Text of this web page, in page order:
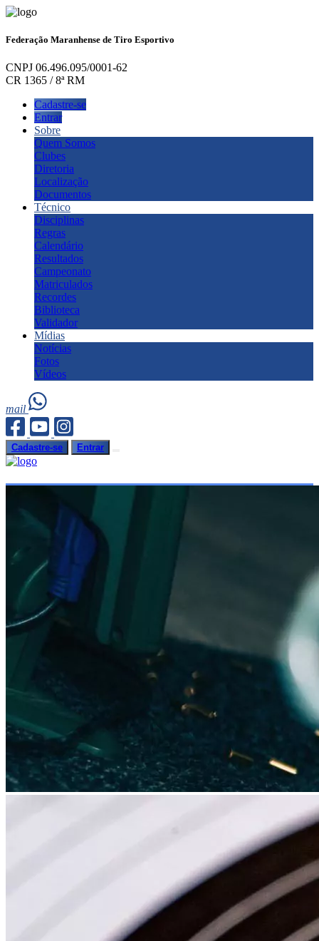
Federação Maranhense de Tiro Esportivo
CNPJ 06.496.095/0001-62
CR 1365 / 8ª RM
Cadastre-se
Entrar
Sobre
Quem Somos
Clubes
Diretoria
Localização
Documentos
Técnico
Disciplinas
Regras
Calendário
Resultados
Campeonato
Matriculados
Recordes
Biblioteca
Validador
Mídias
Notícias
Fotos
Vídeos
mail
Cadastre-se Entrar